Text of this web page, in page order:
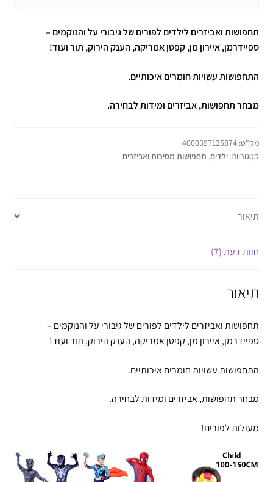
תחפושות ואביזרים לילדים לפורים של גיבורי על והנוקמים –
ספיידרמן, איירון מן, קפטן אמריקה, הענק הירוק, תור ועוד!
התחפושות עשויות חומרים איכותיים.
מבחר תחפושות, אביזרים ומידות לבחירה.
מק"ט: 4000397125874
קטגוריות: ילדים, תחפושות מסיכות ואביזרים
תיאור
חוות דעת (7)
תיאור
תחפושות ואביזרים לילדים לפורים של גיבורי על והנוקמים –
ספיידרמן, איירון מן, קפטן אמריקה, הענק הירוק, תור ועוד!
התחפושות עשויות חומרים איכותיים.
מבחר תחפושות, אביזרים ומידות לבחירה.
מעולות לפורים!